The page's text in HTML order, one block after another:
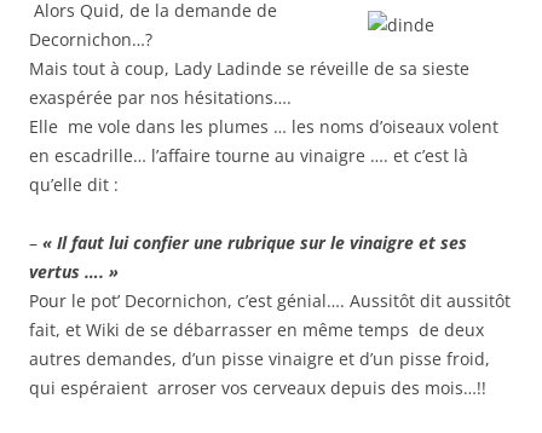
Alors Quid, de la demande de
Decornichon…?
Mais tout à coup, Lady Ladinde se réveille de sa sieste
exaspérée par nos hésitations….
Elle me vole dans les plumes … les noms d’oiseaux volent
en escadrille… l’affaire tourne au vinaigre …. et c’est là
qu’elle dit :
– « Il faut lui confier une rubrique sur le vinaigre et ses
vertus …. »
Pour le pot’ Decornichon, c’est génial…. Aussitôt dit aussitôt
fait, et Wiki de se débarrasser en même temps de deux
autres demandes, d’un pisse vinaigre et d’un pisse froid,
qui espéraient arroser vos cerveaux depuis des mois…!!